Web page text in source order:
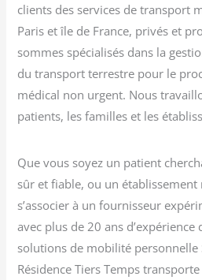
clients des services de transport
Paris et île de France, privés et
sommes spécialisés dans la
du transport terrestre pour le
médical non urgent. Nous
patients, les familles et les
Que vous soyez un patient
sûr et fiable, ou un établissement
s’associer à un fournisseur
avec plus de 20 ans
solutions de mobilité personnelle
Résidence Tiers Temps